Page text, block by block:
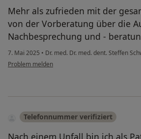
Mehr als zufrieden mit der
von der Vorberatung über die
Nachbesprechung und -
7. Mai 2025 • Dr. med. Dr. med. dent. Steffen
Problem melden
Telefonnummer verifiziert
Nach einem Unfall bin ich als